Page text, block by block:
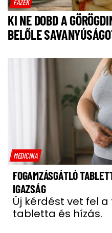
KI NE DOBD A
BELŐLE
MEDICINA
FOGAMZÁSGÁTLÓ
IGAZSÁG
Új kérdést vet fel
tabletta és hízás.